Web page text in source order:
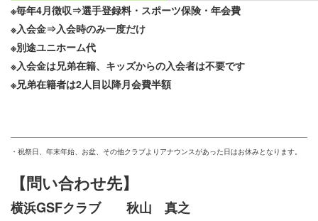
※毎年4月徴収⇒選手登録料・スポーツ保険・年会費
※入会金⇒入会時のみ一度だけ
※別途ユニホーム代
※入会金は兄弟在籍、キッズからの入会者は不要です
※兄弟在籍者は2人目以降月会費半額
・祝祭日、年末年始、お盆、その他クラブよりアナウンスがあった日はお休みとなります。
【問い合わせ先】
横浜GSFクラブ 秋山 真之